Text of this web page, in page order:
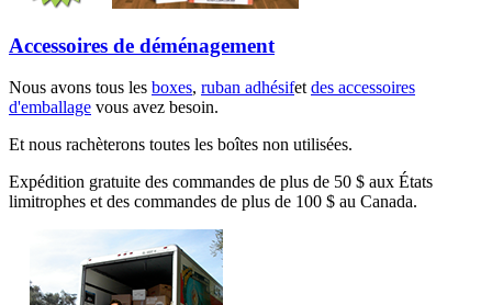
Accessoires de déménagement
Nous avons tous les boxes, ruban adhésifetdes accessoires
d'emballage vous avez besoin.
Et nous rachèterons toutes les boîtes non utilisées.
Expédition gratuite des commandes de plus de 50 $ aux États
limitrophes et des commandes de plus de 100 $ au Canada.